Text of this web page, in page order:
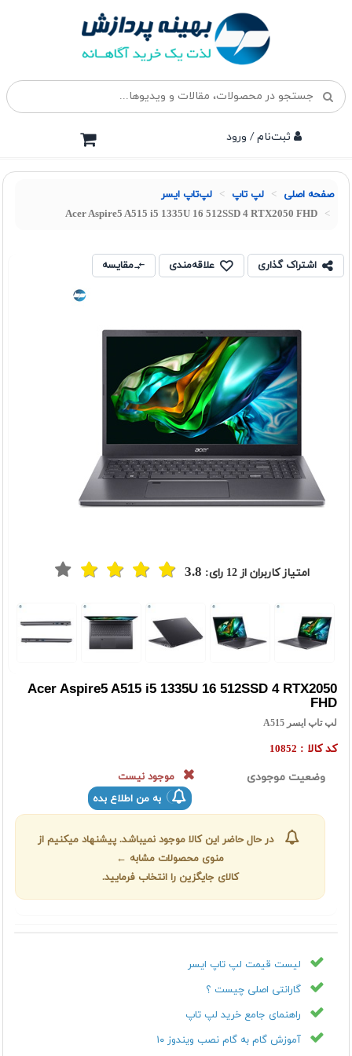
ثبت‌نام / ورود
صفحه اصلی لپ تاپ لپ‌تاپ ایسر
Acer Aspire5 A515 i5 1335U 16 512SSD 4 RTX2050 FHD
اشتراک گذاری علاقه‌مندی مقایسه
امتیاز کاربران از12 رای: 3.8
Acer Aspire5 A515 i5 1335U 16 512SSD 4 RTX2050
FHD
لپ تاپ ایسر A515
کد کالا : 10852
وضعیت موجودی
موجود نیست
به من اطلاع بده
در حال حاضر این کالا موجود نمیباشد. پیشنهاد میکنیم از
منوی محصولات مشابه ←
کالای جایگزین را انتخاب فرمایید.
لیست قیمت لپ تاپ ايسر
گارانتی اصلی چیست ؟
راهنمای جامع خرید لپ تاپ
آموزش گام به گام نصب ویندوز ۱۰